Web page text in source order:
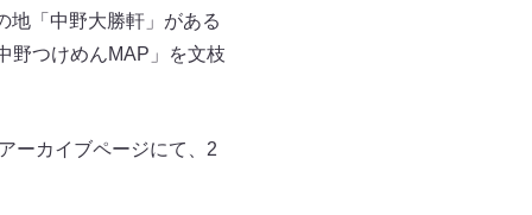
地「中野大勝軒」がある
野つけめんMAP」を文枝
ーカイブページにて、2